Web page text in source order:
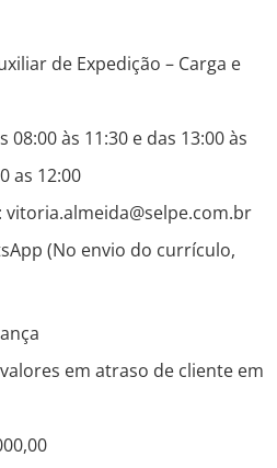
de Expedição – Carga e
às 11:30 e das 13:00 às
as 12:00
(No envio do currículo,
em atraso de cliente em